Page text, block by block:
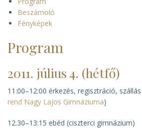
Beszámoló
Fényképek
Program
2011. július 4. (hétfő)
11:00–12:00 érkezés, regisztráció,
rend Nagy Lajos Gimnáziuma)
12.30–13:15 ebéd (ciszterci gimnázium)